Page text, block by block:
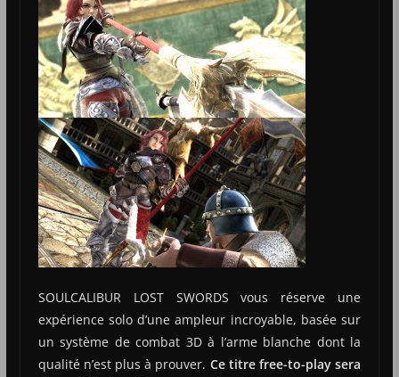
SOULCALIBUR LOST SWORDS vous réserve une
expérience solo d’une ampleur incroyable, basée sur
un système de combat 3D à l’arme blanche dont la
qualité n’est plus à prouver. Ce titre free-to-play sera